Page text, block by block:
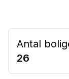
Antal
26